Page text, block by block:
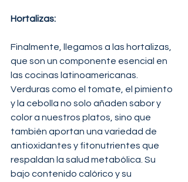
Hortalizas:
Finalmente, llegamos a las hortalizas,
que son un componente esencial en
las cocinas latinoamericanas.
Verduras como el tomate, el pimiento
y la cebolla no solo añaden sabor y
color a nuestros platos, sino que
también aportan una variedad de
antioxidantes y fitonutrientes que
respaldan la salud metabólica. Su
bajo contenido calórico y su